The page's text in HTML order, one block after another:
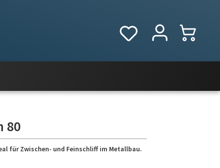
80
für Zwischen- und Feinschliff im Metallbau.